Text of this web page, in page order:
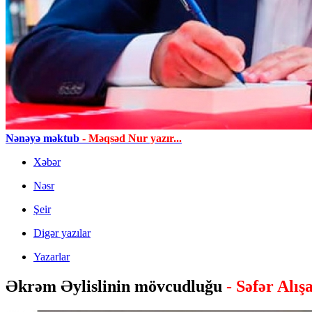
Nənəyə məktub - Məqsəd Nur yazır...
Xəbər
Nəsr
Şeir
Digər yazılar
Yazarlar
Əkrəm Əylislinin mövcudluğu - Səfər